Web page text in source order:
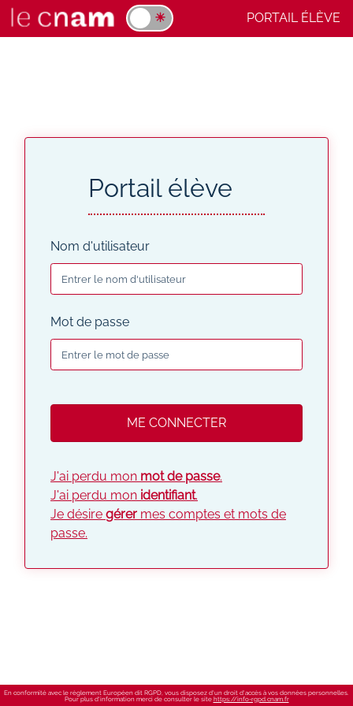
PORTAIL ÉLÈVE
★ ☀
Portail élève
Nom d'utilisateur
Mot de passe
J'ai perdu mon mot de passe.
J'ai perdu mon identifiant.
Je désire gérer mes comptes et mots de
passe.
En conformité avec le règlement Européen dit RGPD, vous disposez d'un droit d'accès à vos données personnelles.
Pour plus d'information merci de consulter le site https://info-rgpd.cnam.fr